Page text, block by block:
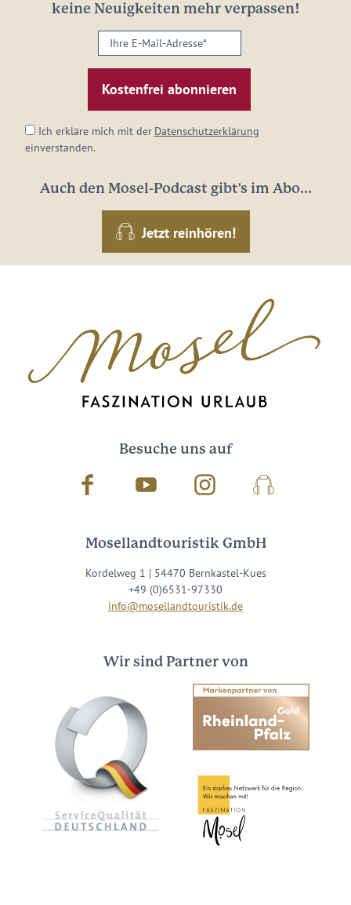
keine Neuigkeiten mehr verpassen!
Ihre
E-
Mail-
Adresse:
Ich erkläre mich mit der Datenschutzerklärung
einverstanden.
Auch den Mosel-Podcast gibt's im Abo...
Jetzt reinhören!
Besuche uns auf
Facebook Youtube InstagramPodcast
Mosellandtouristik GmbH
Kordelweg 1 | 54470 Bernkastel-Kues
+49 (0)6531-97330
info@mosellandtouristik.de
Wir sind Partner von